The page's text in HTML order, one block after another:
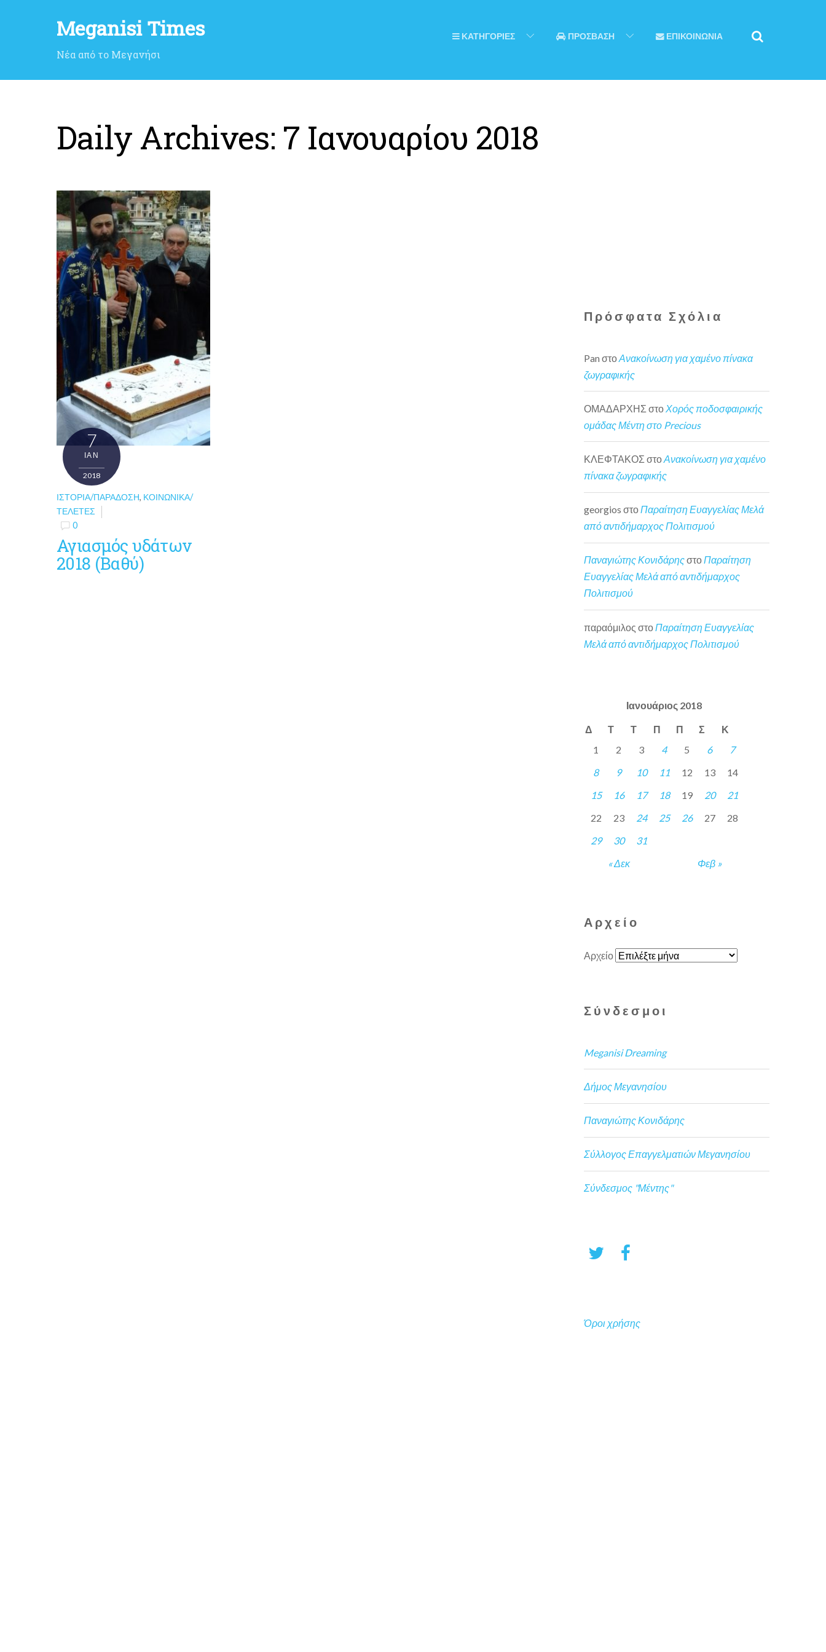
Meganisi Times
Νέα από το Μεγανήσι
ΚΑΤΗΓΟΡΙΕΣ ΠΡΟΣΒΑΣΗ ΕΠΙΚΟΙΝΩΝΙΑ
Daily Archives: 7 Ιανουαρίου 2018
7
ΙΑΝ
2018
ΙΣΤΟΡΊΑ/ΠΑΡΆΔΟΣΗ, ΚΟΙΝΩΝΙΚΆ/
ΤΕΛΕΤΈΣ
0
Αγιασμός υδάτων
2018 (Βαθύ)
Πρόσφατα Σχόλια
Pan στοΑνακοίνωση για χαμένο πίνακα
ζωγραφικής
ΟΜΑΔΑΡΧΗΣ στο Χορός ποδοσφαιρικής
ομάδας Μέντη στο Precious
ΚΛΕΦΤΑΚΟΣ στοΑνακοίνωση για χαμένο
πίνακα ζωγραφικής
georgios στοΠαραίτηση Ευαγγελίας Μελά
από αντιδήμαρχος Πολιτισμού
Παναγιώτης ΚονιδάρηςστοΠαραίτηση
Ευαγγελίας Μελά από αντιδήμαρχος
Πολιτισμού
παραόμιλος στο Παραίτηση Ευαγγελίας
Μελά από αντιδήμαρχος Πολιτισμού
Ιανουάριος 2018
Δ Τ Τ Π Π Σ Κ
« Δεκ Φεβ »
1 2 3 4 5 6
7
8
9 10 11 12 13
14
15
16 17 18 19 20
21
22
23 24 25 26 27
28
29
30 31
Αρχείο
Αρχείο
Σύνδεσμοι
Meganisi Dreaming
Δήμος Μεγανησίου
Παναγιώτης Κονιδάρης
Σύλλογος Επαγγελματιών Μεγανησίου
Σύνδεσμος "Μέντης"
Όροι χρήσης